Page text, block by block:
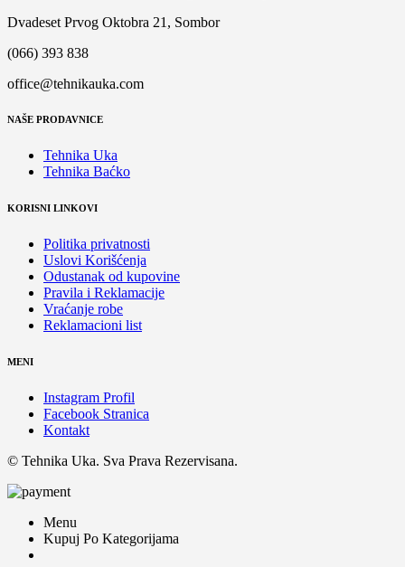
Dvadeset Prvog Oktobra 21, Sombor
(066) 393 838
office@tehnikauka.com
NAŠE PRODAVNICE
Tehnika Uka
Tehnika Baćko
KORISNI LINKOVI
Politika privatnosti
Uslovi Korišćenja
Odustanak od kupovine
Pravila i Reklamacije
Vraćanje robe
Reklamacioni list
MENI
Instagram Profil
Facebook Stranica
Kontakt
© Tehnika Uka. Sva Prava Rezervisana.
Menu
Kupuj Po Kategorijama